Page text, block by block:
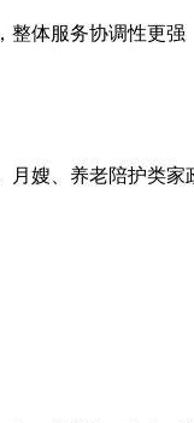
整体服务协调性更强
嫂、养老陪护类家